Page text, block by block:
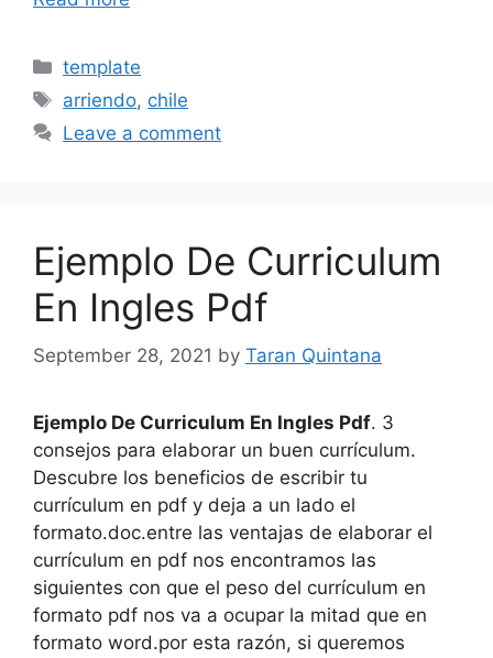
Categories
template
Tags
arriendo, chile
Leave a comment
Ejemplo De Curriculum
En Ingles Pdf
September 28, 2021 by Taran Quintana
Ejemplo De Curriculum En Ingles Pdf. 3
consejos para elaborar un buen currículum.
Descubre los beneficios de escribir tu
currículum en pdf y deja a un lado el
formato.doc.entre las ventajas de elaborar el
currículum en pdf nos encontramos las
siguientes con que el peso del currículum en
formato pdf nos va a ocupar la mitad que en
formato word.por esta razón, si queremos